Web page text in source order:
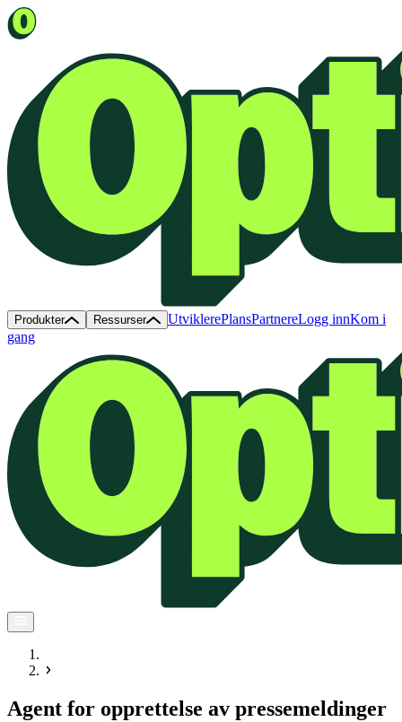
Produkter Ressurser UtviklerePlansPartnereLogg innKom i
gang
Agent for opprettelse av pressemeldinger